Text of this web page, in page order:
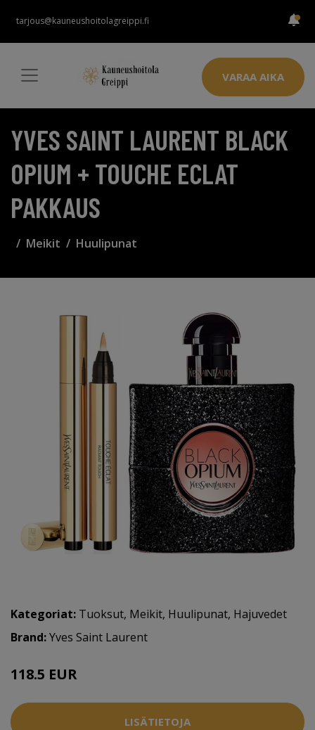
tarjous@kauneushoitolagreippi.fi
VARAA AIKA
YVES SAINT LAURENT BLACK
OPIUM + TOUCHE ECLAT
PAKKAUS
Meikit Huulipunat
Kategoriat: Tuoksut, Meikit, Huulipunat, Hajuvedet
Brand:Yves Saint Laurent
118.5 EUR
LISÄTIETOJA